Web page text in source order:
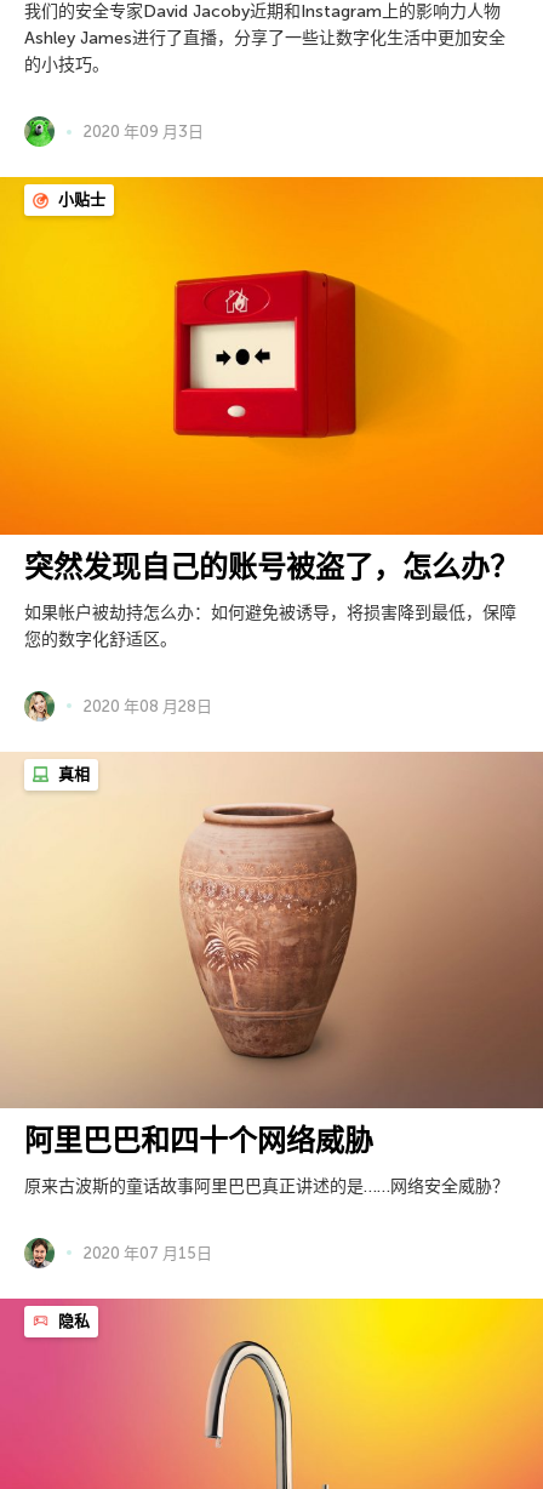
我们的安全专家David Jacoby近期和Instagram上的影响力人物
Ashley James进行了直播，分享了一些让数字化生活中更加安全
的小技巧。
2020 年09 月3日
小贴士
突然发现自己的账号被盗了，怎么办？
如果帐户被劫持怎么办：如何避免被诱导，将损害降到最低，保障
您的数字化舒适区。
2020 年08 月28日
真相
阿里巴巴和四十个网络威胁
原来古波斯的童话故事阿里巴巴真正讲述的是……网络安全威胁？
2020 年07 月15日
隐私